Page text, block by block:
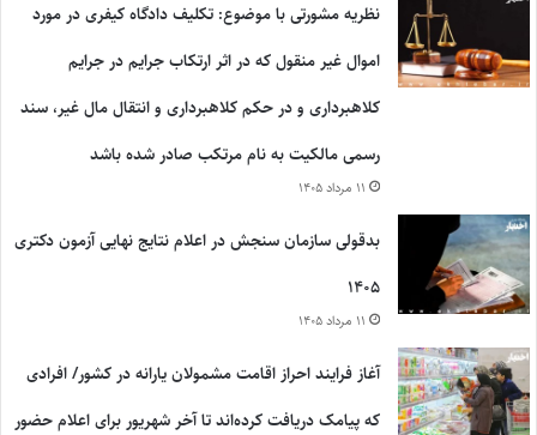
نظریه مشورتی با موضوع: تکلیف دادگاه کیفری در مورد
اموال غیر منقول که در اثر ارتکاب جرایم در جرایم
کلاهبرداری و در حکم کلاهبرداری و انتقال مال غیر، سند
رسمی مالکیت به نام مرتکب صادر شده باشد
۱۱ مرداد ۱۴۰۵
بدقولی سازمان سنجش در اعلام نتایج نهایی آزمون دکتری
۱۴۰۵
۱۱ مرداد ۱۴۰۵
آغاز فرایند احراز اقامت مشمولان یارانه در کشور/ افرادی
که پیامک دریافت کرده‌اند تا آخر شهریور برای اعلام حضور